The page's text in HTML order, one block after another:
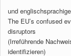
und
The EU’s confused
disruptors
(Irreführende
identifizieren)